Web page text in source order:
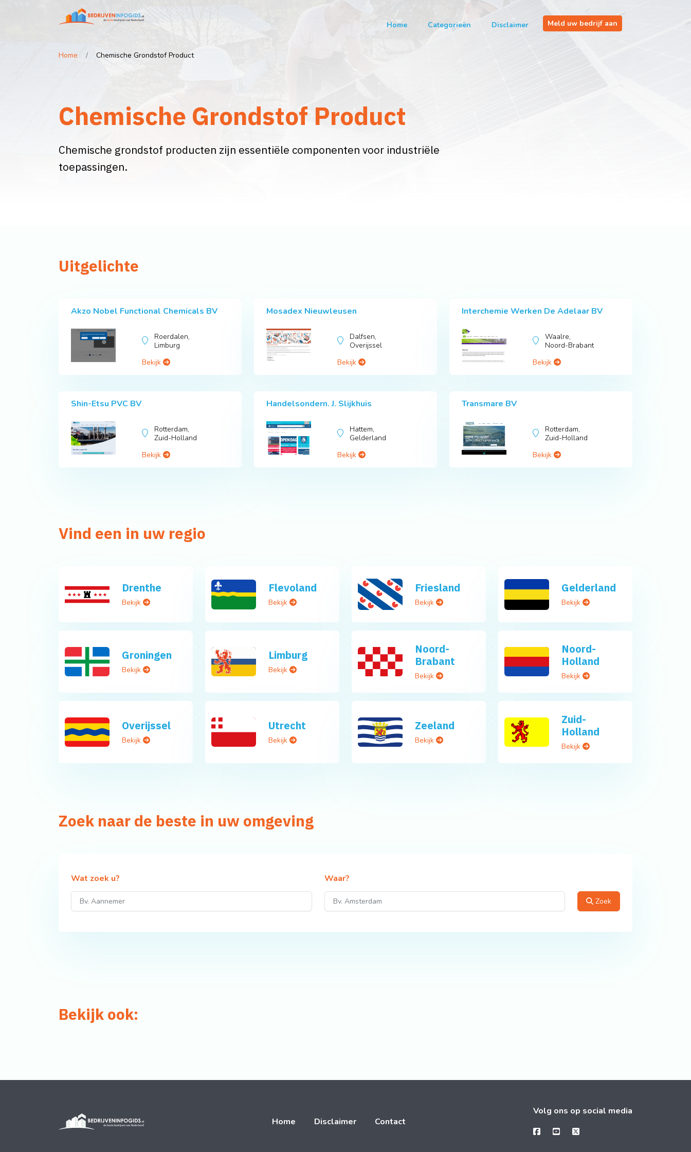
Home Categorieën Disclaimer Meld uw bedrijf aan
Home Chemische Grondstof Product
Chemische Grondstof Product
Chemische grondstof producten zijn essentiële componenten voor industriële
toepassingen.
Uitgelichte
Akzo Nobel Functional Chemicals BV
Roerdalen,
Limburg
Bekijk
Mosadex Nieuwleusen
Dalfsen,
Overijssel
Bekijk
Interchemie Werken De Adelaar BV
Waalre,
Noord-Brabant
Bekijk
Shin-Etsu PVC BV
Rotterdam,
Zuid-Holland
Bekijk
Handelsondern. J. Slijkhuis
Hattem,
Gelderland
Bekijk
Transmare BV
Rotterdam,
Zuid-Holland
Bekijk
Vind een in uw regio
Drenthe
Bekijk
Flevoland
Bekijk
Friesland
Bekijk
Gelderland
Bekijk
Groningen
Bekijk
Limburg
Bekijk
Noord-
Brabant
Bekijk
Noord-
Holland
Bekijk
Overijssel
Bekijk
Utrecht
Bekijk
Zeeland
Bekijk
Zuid-
Holland
Bekijk
Zoek naar de beste in uw omgeving
Wat zoek u? Waar?
Zoek
Bekijk ook:
Home Disclaimer Contact
Volg ons op social media